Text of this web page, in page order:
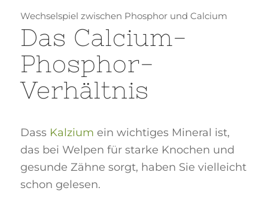
Wechselspiel zwischen Phosphor und Calcium
Das Calcium-
Phosphor-
Verhältnis
Dass Kalzium ein wichtiges Mineral ist,
das bei Welpen für starke Knochen und
gesunde Zähne sorgt, haben Sie vielleicht
schon gelesen.